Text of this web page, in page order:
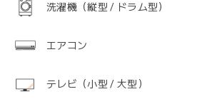
洗濯機（縦型 / ドラム型）
エアコン
テレビ（小型 / 大型）